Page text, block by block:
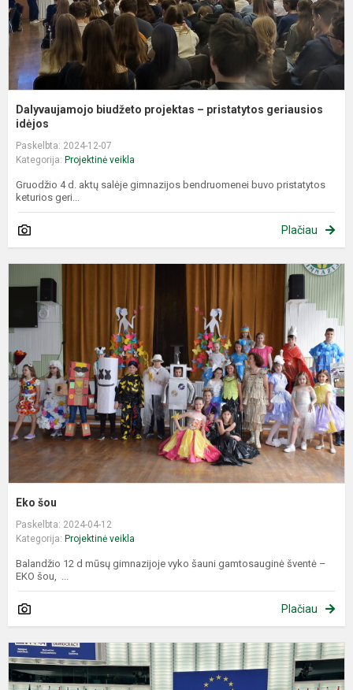
Dalyvaujamojo biudžeto projektas – pristatytos geriausios
idėjos
Paskelbta: 2024-12-07
Kategorija: Projektinė veikla
Gruodžio 4 d. aktų salėje gimnazijos bendruomenei buvo pristatytos
keturios geri...
Plačiau
Eko šou
Paskelbta: 2024-04-12
Kategorija: Projektinė veikla
Balandžio 12 d mūsų gimnazijoje vyko šauni gamtosauginė šventė –
EKO šou, ...
Plačiau